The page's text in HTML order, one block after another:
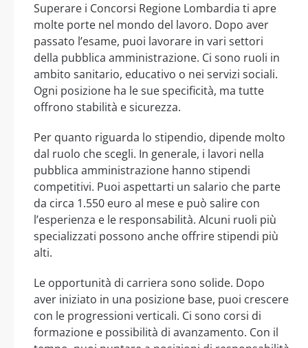
Superare i Concorsi Regione Lombardia ti apre
molte porte nel mondo del lavoro. Dopo aver
passato l’esame, puoi lavorare in vari settori
della pubblica amministrazione. Ci sono ruoli in
ambito sanitario, educativo o nei servizi sociali.
Ogni posizione ha le sue specificità, ma tutte
offrono stabilità e sicurezza.
Per quanto riguarda lo stipendio, dipende molto
dal ruolo che scegli. In generale, i lavori nella
pubblica amministrazione hanno stipendi
competitivi. Puoi aspettarti un salario che parte
da circa 1.550 euro al mese e può salire con
l’esperienza e le responsabilità. Alcuni ruoli più
specializzati possono anche offrire stipendi più
alti.
Le opportunità di carriera sono solide. Dopo
aver iniziato in una posizione base, puoi crescere
con le progressioni verticali. Ci sono corsi di
formazione e possibilità di avanzamento. Con il